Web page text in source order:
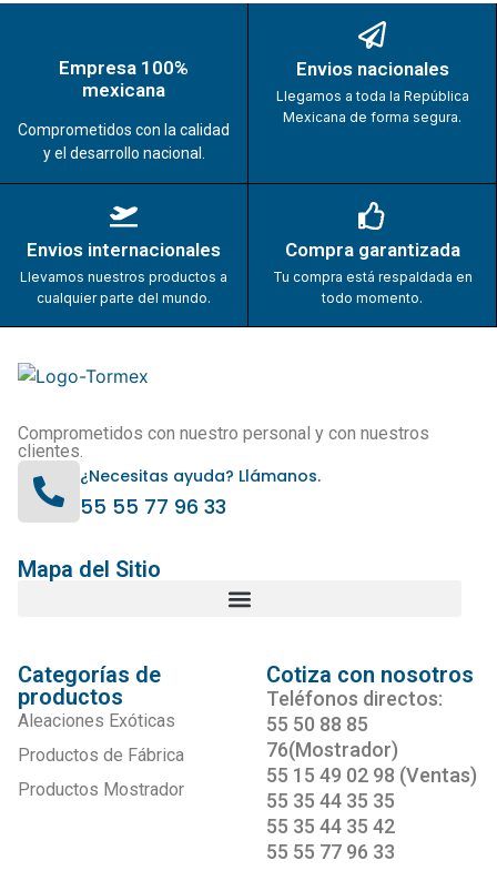
Empresa 100%
mexicana
Comprometidos con la calidad
y el desarrollo nacional.
Envios nacionales
Llegamos a toda la República
Mexicana de forma segura.
Envios internacionales
Llevamos nuestros productos a
cualquier parte del mundo.
Compra garantizada
Tu compra está respaldada en
todo momento.
Comprometidos con nuestro personal y con nuestros
clientes.
¿Necesitas ayuda? Llámanos.
55 55 77 96 33
Mapa del Sitio
Categorías de
productos
Aleaciones Exóticas
Productos de Fábrica
Productos Mostrador
Cotiza con nosotros
Teléfonos directos:
55 50 88 85
76(Mostrador)
55 15 49 02 98 (Ventas)
55 35 44 35 35
55 35 44 35 42
55 55 77 96 33